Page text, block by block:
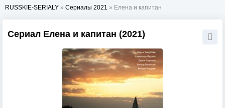
RUSSKIE-SERIALY » Сериалы 2021 » Елена и капитан
Сериал Елена и капитан (2021)